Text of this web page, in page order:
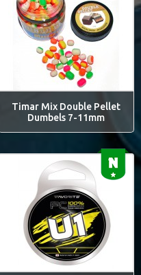
Timar Mix Double Pellet
Dumbels 7-11mm